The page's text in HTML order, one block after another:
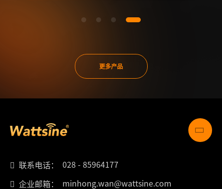
更多产品
联系电话：
028 - 85964177
企业邮箱：
minhong.wan@wattsine.com